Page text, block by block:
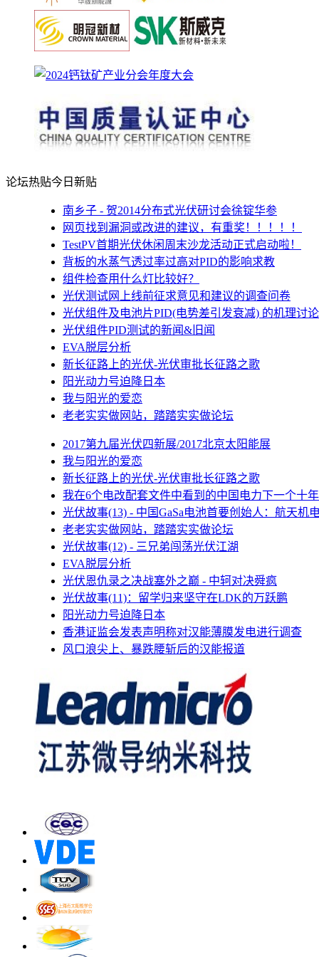
论坛热贴今日新贴
南乡子 - 贺2014分布式光伏研讨会徐锭华参
网页找到漏洞或改进的建议，有重奖！！！！！
TestPV首期光伏休闲周末沙龙活动正式启动啦！
背板的水蒸气透过率过高对PID的影响求教
组件检查用什么灯比较好？
光伏测试网上线前征求意见和建议的调查问卷
光伏组件及电池片PID(电势差引发衰减) 的机理讨论
光伏组件PID测试的新闻&旧闻
EVA脱层分析
新长征路上的光伏-光伏审批长征路之歌
阳光动力号迫降日本
我与阳光的爱恋
老老实实做网站，踏踏实实做论坛
2017第九届光伏四新展/2017北京太阳能展
我与阳光的爱恋
新长征路上的光伏-光伏审批长征路之歌
我在6个电改配套文件中看到的中国电力下一个十年
光伏故事(13) - 中国GaSa电池首要创始人：航天机
老老实实做网站，踏踏实实做论坛
光伏故事(12) - 三兄弟闯荡光伏江湖
EVA脱层分析
光伏恩仇录之决战塞外之巅 - 中轲对决舜疯
光伏故事(11)：留学归来坚守在LDK的万跃鹏
阳光动力号迫降日本
香港证监会发表声明称对汉能薄膜发电进行调查
风口浪尖上、暴跌腰斩后的汉能报道